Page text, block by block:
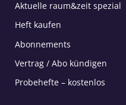
Aktuelle raum&zeit spezial
Heft kaufen
Abonnements
Vertrag / Abo kündigen
Probehefte – kostenlos